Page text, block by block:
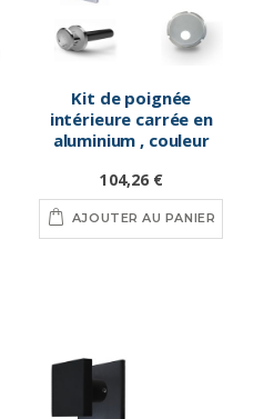
Kit de poignée
intérieure carrée en
aluminium , couleur
104,26 €
AJOUTER AU PANIER